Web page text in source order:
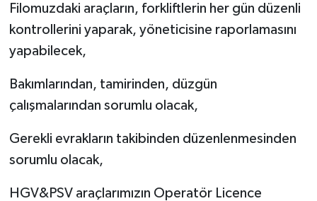
Filomuzdaki araçların, forkliftlerin her gün düzenli
kontrollerini yaparak, yöneticisine raporlamasını
yapabilecek,
Bakımlarından, tamirinden, düzgün
çalışmalarından sorumlu olacak,
Gerekli evrakların takibinden düzenlenmesinden
sorumlu olacak,
HGV&PSV araçlarımızın Operatör Licence